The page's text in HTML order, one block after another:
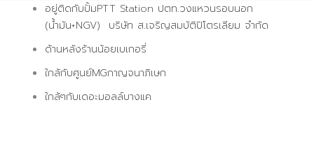
อยู่ติดกับปั้มPTT Station ปตท.วงแหวนรอบนอก
(น้ำมัน+NGV) บริษัท ส.เจริญสมบัติปิโตรเลียม จำกัด
ด้านหลังร้านน้อยเบเกอรี่
ใกล้กับศูนย์MGกาญจนาภิเษก
ใกล้ๆกับเดอะมอลล์บางแค